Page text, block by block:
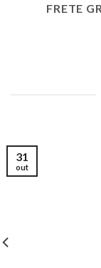
FRETE
31
out